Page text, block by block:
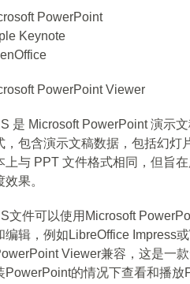
PowerPoint
Keynote
PowerPoint Viewer
是 Microsoft PowerPoint 演示
，包含演示文稿数据，包括幻灯
上与 PPT 文件格式相同，但旨
果。
文件可以使用Microsoft
编辑，例如LibreOffice Impress
Viewer兼容，这是一
PowerPoint的情况下查看和播